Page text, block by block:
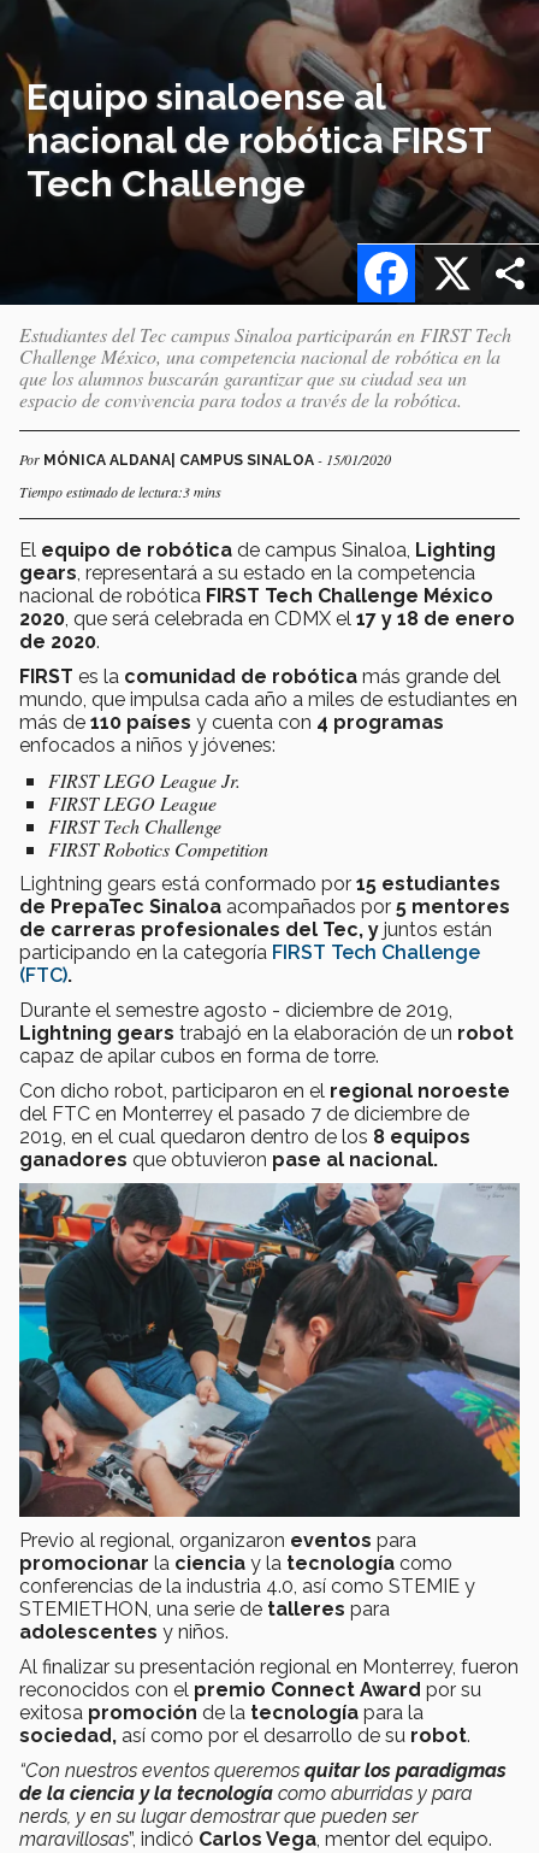
Equipo sinaloense al
nacional de robótica FIRST
Tech Challenge
X
Facebook
Estudiantes del Tec campus Sinaloa participarán en FIRST Tech
Challenge México, una competencia nacional de robótica en la
que los alumnos buscarán garantizar que su ciudad sea un
espacio de convivencia para todos a través de la robótica.
Por MÓNICA ALDANA| CAMPUS SINALOA - 15/01/2020
Tiempo estimado de lectura:3 mins
El equipo de robótica de campus Sinaloa, Lighting
gears , representará a su estado en la competencia
nacional de robótica FIRST Tech Challenge México
2020 , que será celebrada en CDMX el 17 y 18 de enero
de 2020.
FIRST es la comunidad de robótica más grande del
mundo, que impulsa cada año a miles de estudiantes en
más de 110 países y cuenta con 4 programas
enfocados a niños y jóvenes:
FIRST LEGO League Jr.
FIRST LEGO League
FIRST Tech Challenge
FIRST Robotics Competition
Lightning gears está conformado por 15 estudiantes
de PrepaTec Sinaloa acompañados por 5 mentores
de carreras profesionales del Tec, y juntos están
participando en la categoría FIRST Tech Challenge
(FTC).
Durante el semestre agosto - diciembre de 2019,
Lightning gears trabajó en la elaboración de un robot
capaz de apilar cubos en forma de torre.
Con dicho robot, participaron en el regional noroeste
del FTC en Monterrey el pasado 7 de diciembre de
2019, en el cual quedaron dentro de los 8 equipos
ganadores que obtuvieron pase al nacional.
Previo al regional, organizaron eventos para
promocionar la ciencia y la tecnología como
conferencias de la industria 4.0, así como STEMIE y
STEMIETHON, una serie de talleres para
adolescentes y niños.
Al finalizar su presentación regional en Monterrey, fueron
reconocidos con el premio Connect Award por su
exitosa promoción de la tecnología para la
sociedad, así como por el desarrollo de su robot.
“Con nuestros eventos queremos quitar los paradigmas
de la ciencia y la tecnología como aburridas y para
nerds, y en su lugar demostrar que pueden ser
maravillosas”, indicó Carlos Vega, mentor del equipo.